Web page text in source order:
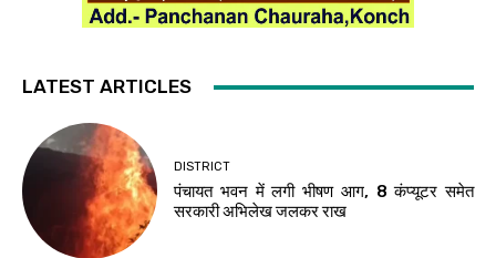
LATEST ARTICLES
DISTRICT
पंचायत भवन में लगी भीषण आग, 8 कंप्यूटर समेत
सरकारी अभिलेख जलकर राख